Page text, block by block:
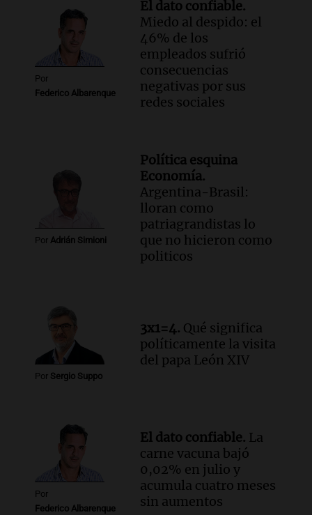
Por
Federico Albarenque
El dato confiable.
Miedo al despido: el
46% de los
empleados sufrió
consecuencias
negativas por sus
redes sociales
Por Adrián Simioni
Política esquina
Economía.
Argentina-Brasil:
lloran como
patriagrandistas lo
que no hicieron como
politicos
Por Sergio Suppo
3x1=4. Qué significa
políticamente la visita
del papa León XIV
Por
Federico Albarenque
El dato confiable. La
carne vacuna bajó
0,02% en julio y
acumula cuatro meses
sin aumentos